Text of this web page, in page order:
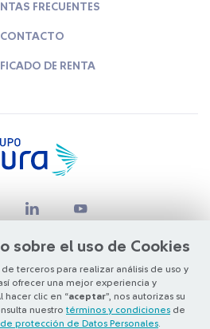
sobre el uso de Cookies
terceros para realizar análisis de uso y
ofrecer una mejor experiencia y
hacer clic en “aceptar”, nos autorizas su
nuestro términos y condiciones de
protección de Datos Personales
FRECUENTES
CONTACTO
DE RENTA
Grupo SURA 2026